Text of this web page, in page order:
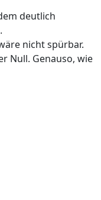
deutlich
nicht spürbar.
Null. Genauso, wie